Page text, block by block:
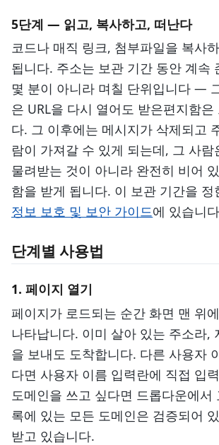
5단계 — 읽고, 복사하고, 떠난다
코드나 매직 링크, 첨부파일을 복사
됩니다. 주소는 보관 기간 동안 계속
몇 분이 아니라 며칠 단위입니다 —
은 URL을 다시 열어도 받은편지함은
다. 그 이후에는 메시지가 삭제되고
람이 가져갈 수 있게 되는데, 그 사람
물려받는 것이 아니라 완전히 비어
함을 받게 됩니다. 이 보관 기간을
정보 보호 및 보안 가이드에 있습니
단계별 사용법
1. 페이지 열기
페이지가 로드되는 순간 화면 맨 위
나타납니다. 이미 살아 있는 주소라,
을 보내도 도착합니다. 다른 사용자
다면 사용자 이름 입력란에 직접 입
도메인을 쓰고 싶다면 드롭다운에
록에 있는 모든 도메인은 검증되어
받고 있습니다.